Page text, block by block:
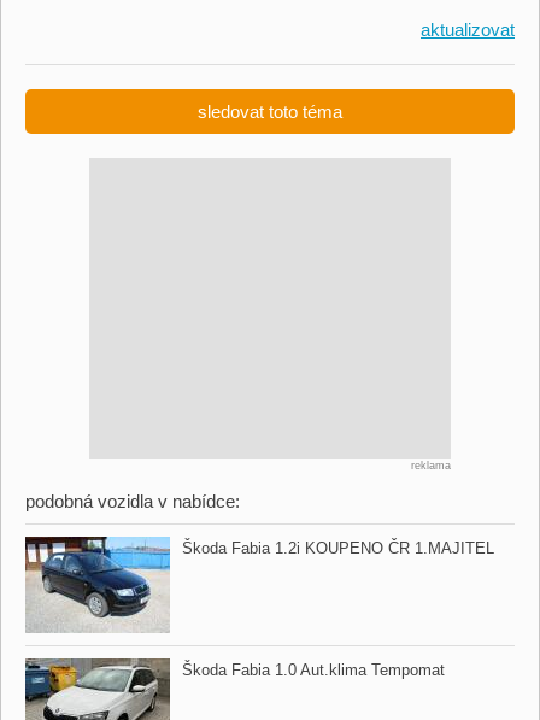
aktualizovat
sledovat toto téma
reklama
podobná vozidla v nabídce:
Škoda Fabia 1.2i KOUPENO ČR 1.MAJITEL
Škoda Fabia 1.0 Aut.klima Tempomat